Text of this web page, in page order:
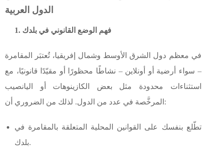
الدول العربية
1. فهم الوضع القانوني في بلدك
في معظم دول الشرق الأوسط وشمال إفريقيا، تُعتبَر المقامرة
– سواء أرضية أو أونلاين – نشاطًا محظورًا أو مقيّدًا قانونيًا، مع
استثناءات محدودة مثل بعض الكازينوهات أو اليانصيب
المرخَّصة في عدد من الدول. لذلك من الضروري أن:
تطّلع بنفسك على القوانين المحلية المتعلقة بالمقامرة في
بلدك.